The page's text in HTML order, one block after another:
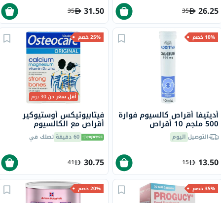
26.25
35
31.50
35
10% خصم
أديتيفا أقراص كالسيوم فوارة
500 ملجم 10 أقراص
التوصيل اليوم
13.50
15
25% خصم
أقل سعرمن 30 يوم
فيتابيوتيكس أوستيوكير
أقراص مع الكالسيوم
والزنك لقوة العظام، 30 قرص
60 دقيقة تصلك في
30.75
41
35% خصم 20% خصم